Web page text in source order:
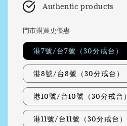
Authentic products
門市購買更優惠
港7號/台7號（30分戒台）
港8號/台8號（30分戒台）
港10號/台10號（30分戒台）
港11號/台11號（30分戒台）